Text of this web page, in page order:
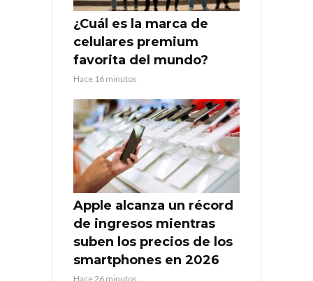
¿Cuál es la marca de
celulares premium
favorita del mundo?
Hace 16 minutos
Apple alcanza un récord
de ingresos mientras
suben los precios de los
smartphones en 2026
Hace 26 minutos